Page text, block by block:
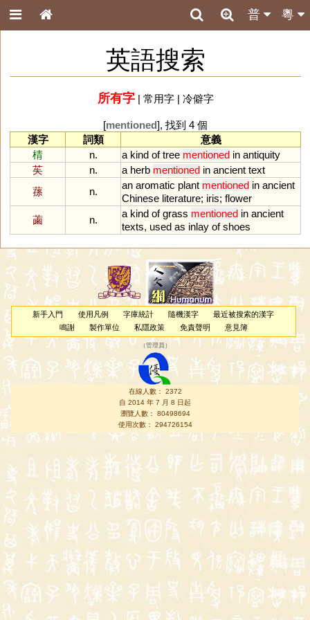
粵
普
英語搜索
所有字| 常用字| 冷僻字
[mentioned], 找到 4 個
漢字
詞類
意義
棈
n. a kind of tree mentioned in antiquity
苵
n. a herb mentioned in ancient text
蓀
n.
an aromatic plant mentioned in ancient
Chinese literature; iris; flower
蓾
n.
a kind of grass mentioned in ancient
texts, used as inlay of shoes
新手入門 使用凡例 字庫統計 隨機漢字
最近被搜索的漢字
鳴謝
製作單位 私隱政策 免責聲明 意見簿
（管理員 ）
在線人數： 2372
自 2014 年 7 月 8 日起
瀏覽人數： 80498694
使用次數： 294726154